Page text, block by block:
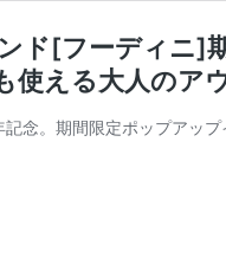
ド[フーディニ]
使える大人のア
記念。期間限定ポップアッ